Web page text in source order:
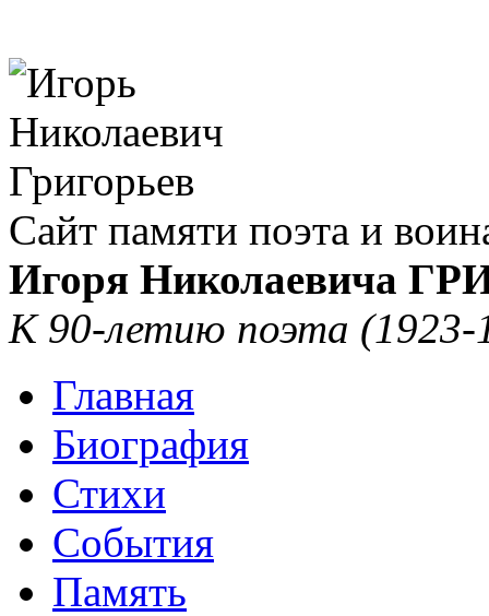
Сайт памяти поэта и
Игоря Николаевича
К 90-летию поэта (1923-
Главная
Биография
Стихи
События
Память